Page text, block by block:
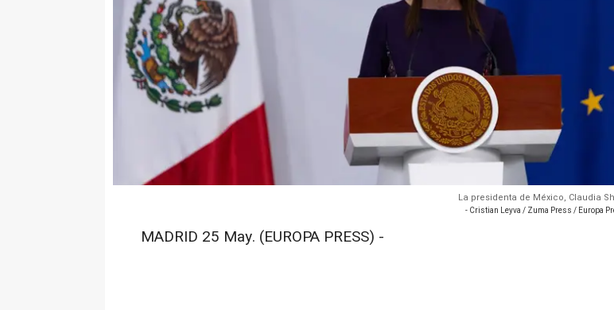
La presidenta de México, Claudia
- Cristian Leyva / Zuma Press / Europa
MADRID 25 May. (EUROPA PRESS) -